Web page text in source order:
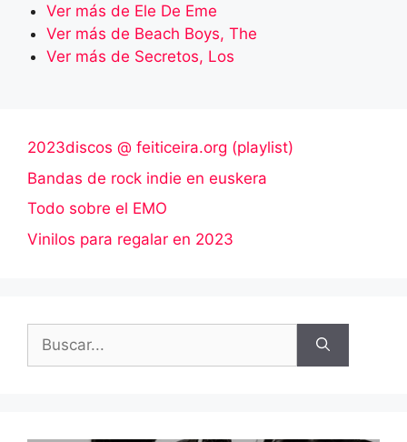
Ver más de Ele De Eme
Ver más de Beach Boys, The
Ver más de Secretos, Los
2023discos @ feiticeira.org (playlist)
Bandas de rock indie en euskera
Todo sobre el EMO
Vinilos para regalar en 2023